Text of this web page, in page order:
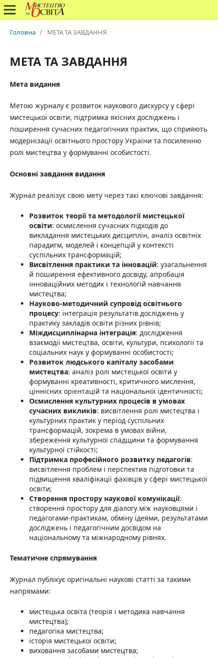
Головна / МЕТА ТА ЗАВДАННЯ
МЕТА ТА ЗАВДАННЯ
Мета видання
Метою журналу є розвиток наукового дискурсу у сфері
мистецької освіти, підтримка якісних досліджень і
поширення сучасних педагогічних практик, що сприяють
модернізації освітнього простору України та посиленню
ролі мистецтва у формуванні особистості.
Основні завдання видання
Журнал реалізує свою мету через такі ключові завдання:
Розвиток теорії та методології мистецької
освіти: осмислення сучасних підходів до
викладання мистецьких дисциплін, аналіз освітніх
парадигм, моделей і концепцій у контексті
суспільних трансформацій;
Висвітлення практики та інновацій: узагальнення
й поширення ефективного досвіду, апробація
інноваційних методик і технологій навчання
мистецтва;
Науково-методичний супровід освітнього
процесу: інтеграція результатів досліджень у
практику закладів освіти різних рівнів;
Міждисциплінарна інтеграція: дослідження
взаємодії мистецтва, освіти, культури, психології та
соціальних наук у формуванні особистості;
Розвиток людського капіталу засобами
мистецтва: аналіз ролі мистецької освіти у
формуванні креативності, критичного мислення,
ціннісних орієнтацій та національної ідентичності;
Осмислення культурних процесів в умовах
сучасних викликів: висвітлення ролі мистецтва і
культурних практик у період суспільних
трансформацій, зокрема в умовах війни,
збереження культурної спадщини та формування
культурної стійкості;
Підтримка професійного розвитку педагогів:
висвітлення проблем і перспектив підготовки та
підвищення кваліфікації фахівців у сфері мистецької
освіти;
Створення простору наукової комунікації:
створення простору для діалогу між науковцями і
педагогами-практикам, обміну ідеями, результатами
досліджень і педагогічним досвідом на
національному та міжнародному рівнях.
Тематичне спрямування
Журнал публікує оригінальні наукові статті за такими
напрямами:
мистецька освіта (теорія і методика навчання
мистецтва);
педагогіка мистецтва;
історія мистецької освіти;
виховання засобами мистецтва;